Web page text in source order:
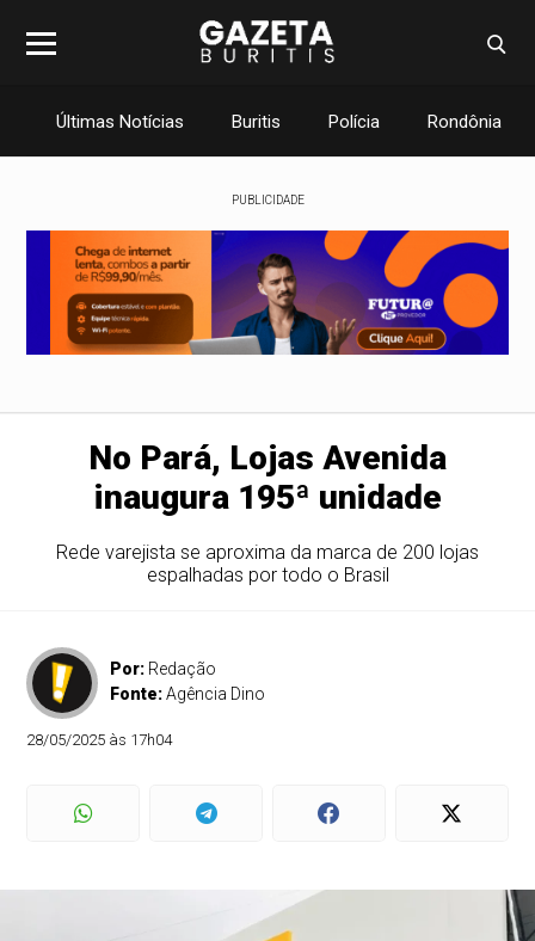
Últimas Notícias Buritis Polícia Rondônia
PUBLICIDADE
No Pará, Lojas Avenida
inaugura 195ª unidade
Rede varejista se aproxima da marca de 200 lojas
espalhadas por todo o Brasil
Por: Redação
Fonte:Agência Dino
28/05/2025 às 17h04